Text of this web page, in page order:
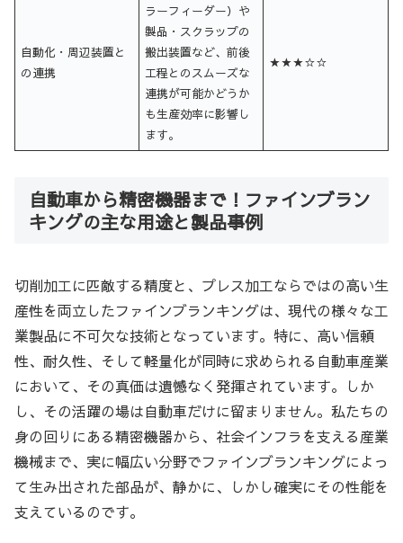
自動化・周辺装置と
の連携
ラーフィーダー）や
製品・スクラップの
搬出装置など、前後
工程とのスムーズな
連携が可能かどうか
も生産効率に影響し
ます。
★★★☆☆
自動車から精密機器まで！ファインブラン
キングの主な用途と製品事例
切削加工に匹敵する精度と、プレス加工ならではの高い生
産性を両立したファインブランキングは、現代の様々な工
業製品に不可欠な技術となっています。特に、高い信頼
性、耐久性、そして軽量化が同時に求められる自動車産業
において、その真価は遺憾なく発揮されています。しか
し、その活躍の場は自動車だけに留まりません。私たちの
身の回りにある精密機器から、社会インフラを支える産業
機械まで、実に幅広い分野でファインブランキングによっ
て生み出された部品が、静かに、しかし確実にその性能を
支えているのです。